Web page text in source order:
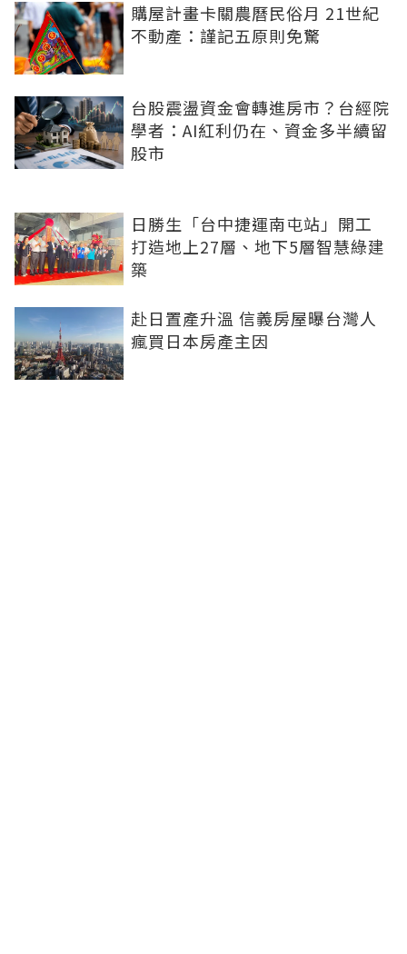
購屋計畫卡關農曆民俗月 21世紀
不動產：謹記五原則免驚
台股震盪資金會轉進房市？台經院
學者：AI紅利仍在、資金多半續留
股市
日勝生「台中捷運南屯站」開工
打造地上27層、地下5層智慧綠建
築
赴日置產升溫 信義房屋曝台灣人
瘋買日本房產主因